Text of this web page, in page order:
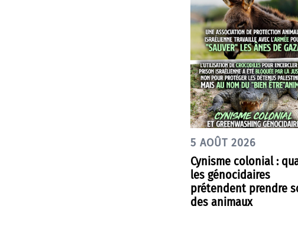
5 AOÛT 2026
Cynisme colonial :
les génocidaires
prétendent prendre
des animaux